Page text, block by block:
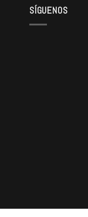
SÍGUENOS